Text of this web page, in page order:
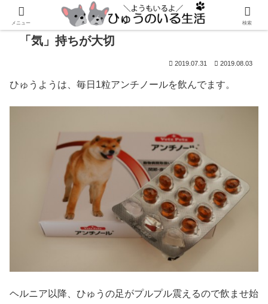
「気」持ちが大切
2019.07.31 2019.08.03
ひゅうようは、毎日1粒アンチノールを飲んでます。
ヘルニア以降、ひゅうの足がプルプル震えるので飲ませ始
メニュー 検索